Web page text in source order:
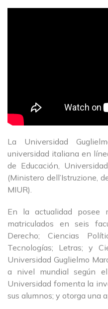
La Universidad
universidad italiana en
de Educación,
(Ministero dell’Istruzione,
MIUR).
En la actualidad posee
matriculados en seis
Derecho; Ciencias
Tecnologías; Letras; y
Universidad Guglielmo
a nivel mundial según
Universidad fomenta la
sus alumnos; y otorga una